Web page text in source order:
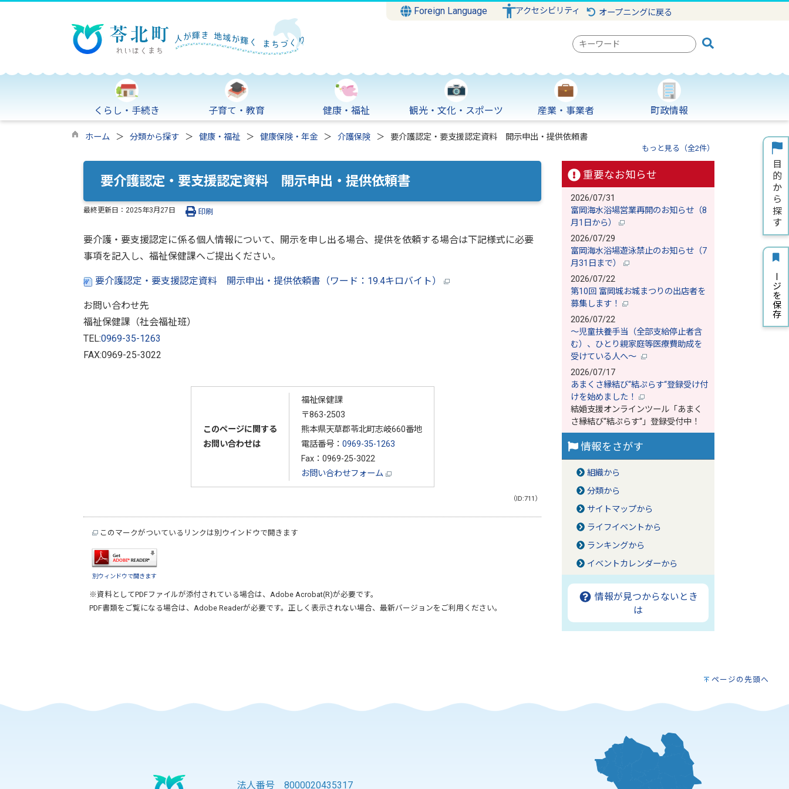
Foreign Language アクセシビリティ オープニングに戻る
検
キ
ー
ワ
ー
くらし・手続き 子育て・教育 健康・福祉 観光・文化・スポーツ 産業・事業者 町政情報
ホーム 分類から探す 健康・福祉 健康保険・年金 介護保険 要介護認定・要支援認定資料 開示申出・提供依頼書
もっと見る（全2件）
要介護認定・要支援認定資料 開示申出・提供依頼書
最終更新日： 2025年3月27日 印刷
要介護・要支援認定に係る個人情報について、開示を申し出る場合、提供を依頼する場合は下記様式に必要
事項を記入し、福祉保健課へご提出ください。
要介護認定・要支援認定資料 開示申出・提供依頼書（ワード：19.4キロバイト）
お問い合わせ先
福祉保健課（社会福祉班）
TEL:0969-35-1263
FAX:0969-25-3022
このページに関する
お問い合わせは
福祉保健課
〒863-2503
熊本県天草郡苓北町志岐660番地
電話番号： 0969-35-1263
Fax：0969-25-3022
お問い合わせフォーム
（ID:711）
このマークがついているリンクは別ウインドウで開きます
別ウィンドウで開きます
※資料としてPDFファイルが添付されている場合は、 Adobe Acrobat(R)が必要です。
PDF書類をご覧になる場合は、 Adobe Readerが必要です。正しく表示されない場合、最新バージョンをご利用ください。
重要なお知らせ
2026/07/31
富岡海水浴場営業再開のお知らせ（8
月1日から）
2026/07/29
富岡海水浴場遊泳禁止のお知らせ（7
月31日まで）
2026/07/22
第10回 富岡城お城まつりの出店者を
募集します！
2026/07/22
～児童扶養手当（全部支給停止者含
む）、ひとり親家庭等医療費助成を
受けている人へ～
2026/07/17
あまくさ縁結び‘‘結ぷらす‘‘登録受け付
けを始めました！
結婚支援オンラインツール「あまく
さ縁結び‘‘結ぷらす‘‘」登録受付中！
情報をさがす
組織から
分類から
サイトマップから
ライフイベントから
ランキングから
イベントカレンダーから
情報が見つからないとき
は
ページの先頭へ
法人番号 8000020435317
ページを保存